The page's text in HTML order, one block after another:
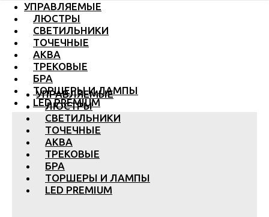
УПРАВЛЯЕМЫЕ
ЛЮСТРЫ
СВЕТИЛЬНИКИ
ТОЧЕЧНЫЕ
АКВА
ТРЕКОВЫЕ
БРА
ТОРШЕРЫ И ЛАМПЫ
LED PREMIUM
УПРАВЛЯЕМЫЕ
ЛЮСТРЫ
СВЕТИЛЬНИКИ
ТОЧЕЧНЫЕ
АКВА
ТРЕКОВЫЕ
БРА
ТОРШЕРЫ И ЛАМПЫ
LED PREMIUM